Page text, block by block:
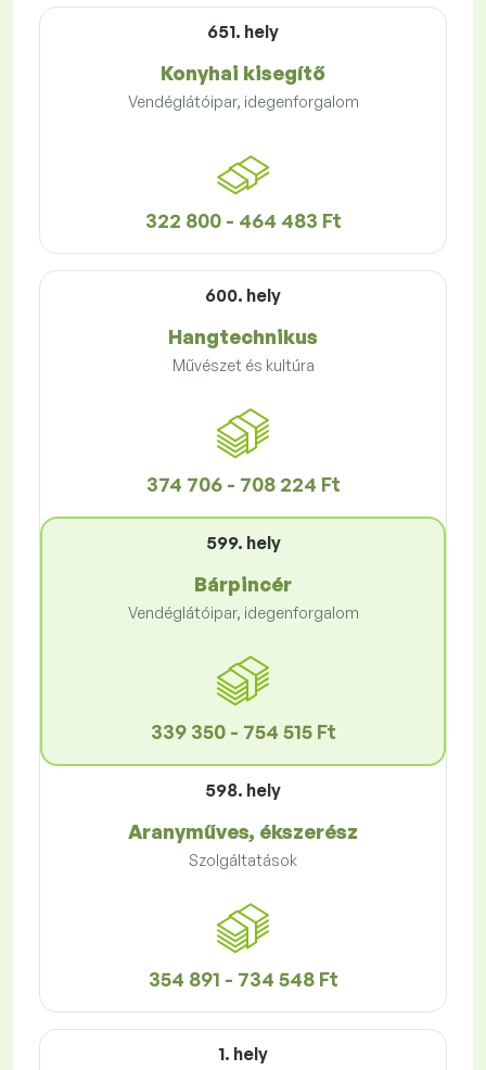
651. hely
Konyhai kisegítő
Vendéglátóipar, idegenforgalom
322 800 - 464 483 Ft
600. hely
Hangtechnikus
Művészet és kultúra
374 706 - 708 224 Ft
599. hely
Bárpincér
Vendéglátóipar, idegenforgalom
339 350 - 754 515 Ft
598. hely
Aranyműves, ékszerész
Szolgáltatások
354 891 - 734 548 Ft
1. hely